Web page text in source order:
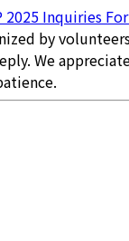
2025 Inquiries
by
We